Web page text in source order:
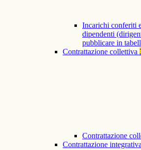
Incarichi conferiti
dipendenti
pubblicare in
Contrattazione collettiva
Contrattazione
Contrattazione integrativa